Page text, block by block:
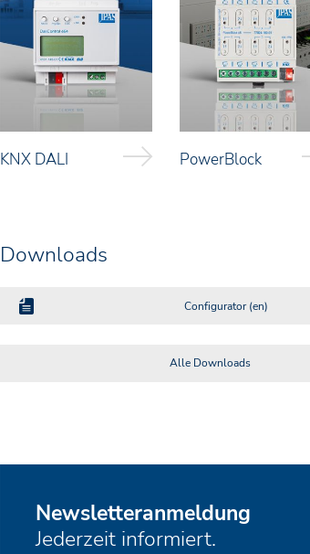
KNX DALI PowerBlock
Downloads
Configurator (en)
Alle Downloads
Newsletteranmeldung
Jederzeit informiert.